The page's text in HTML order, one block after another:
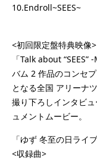
10.Endroll~SEES~
<初回限定盤特典映像>
「Talk about
バム 2 作品のコンセ
となる全国 アリーナ
撮り下ろしインタビ
ュメントムービー。
「ゆず 冬至の日ライ
<収録曲>